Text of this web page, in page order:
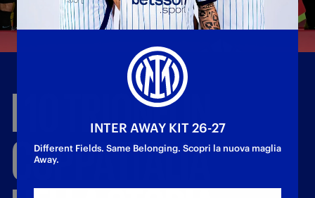
I TRIONFIIN
COPPAITALIA
INTER AWAY KIT 26-27
Different Fields. Same Belonging. Scopri la nuova maglia
Away.